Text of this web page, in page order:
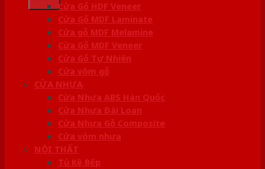
Cửa Gỗ HDF Veneer
Cửa Gỗ MDF Laminate
Cửa gỗ MDF Melamine
Cửa Gỗ MDF Veneer
Cửa Gỗ Tự Nhiên
Cửa vòm gỗ
CỬA NHỰA
Cửa Nhựa ABS Hàn Quốc
Cửa Nhựa Đài Loan
Cửa Nhựa Gỗ Composite
Cửa vòm nhựa
NỘI THẤT
Tủ Kệ Bếp